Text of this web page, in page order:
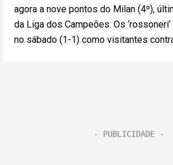
agora a nove pontos do Milan (4º),
da Liga dos Campeões. Os
no sábado (1-1) como visitantes